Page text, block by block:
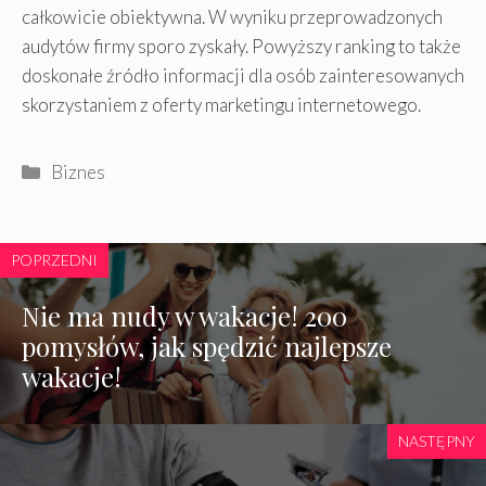
całkowicie obiektywna. W wyniku przeprowadzonych
audytów firmy sporo zyskały. Powyższy ranking to także
doskonałe źródło informacji dla osób zainteresowanych
skorzystaniem z oferty marketingu internetowego.
Kategorie
Biznes
POPRZEDNI
Nie ma nudy w wakacje! 200
pomysłów, jak spędzić najlepsze
wakacje!
NASTĘPNY